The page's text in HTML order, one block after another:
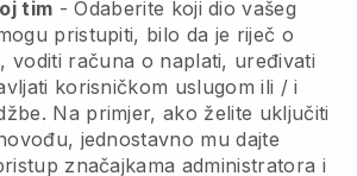
tim - Odaberite koji dio vašeg
pristupiti, bilo da je riječ o
voditi računa o naplati, uređivati
korisničkom uslugom ili / i
Na primjer, ako želite uključiti
jednostavno mu dajte
značajkama administratora i